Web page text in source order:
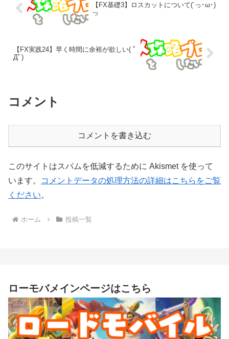
【FX基礎3】ロスカットについて(´っ･ω･)
っ
【FX実践24】早く時間に余裕が欲しい( ﾟ
Дﾟ)
コメント
コメントを書き込む
このサイトはスパムを低減するために Akismet を使って
います。
コメントデータの処理方法の詳細はこちらをご覧
ください。
ホーム 投稿一覧
ローモバメインページはこちら